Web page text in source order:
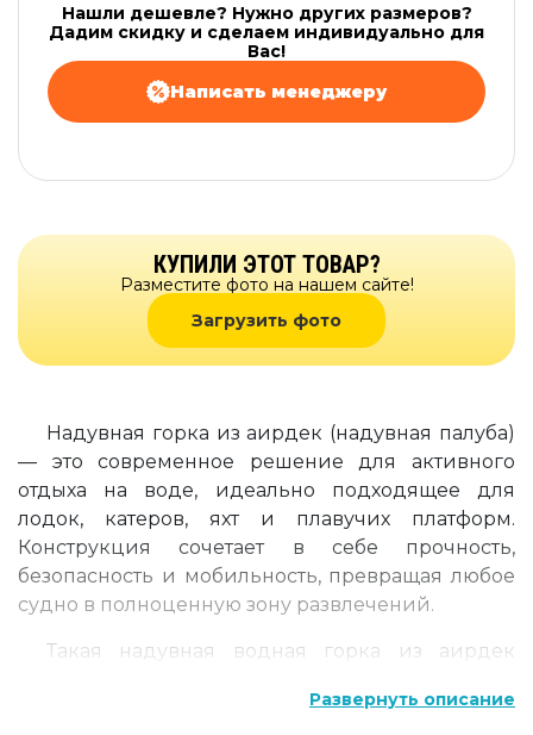
Нашли дешевле? Нужно других размеров?
Дадим скидку и сделаем индивидуально для
Вас!
Написать менеджеру
КУПИЛИ ЭТОТ ТОВАР?
Разместите фото на нашем сайте!
Загрузить фото
Надувная горка из аирдек (надувная палуба)
— это современное решение для активного
отдыха на воде, идеально подходящее для
лодок, катеров, яхт и плавучих платформ.
Конструкция сочетает в себе прочность,
безопасность и мобильность, превращая любое
судно в полноценную зону развлечений.
Такая надувная водная горка из аирдек
лодку и обеспечивает комфортный спуск в воду
Развернуть описание